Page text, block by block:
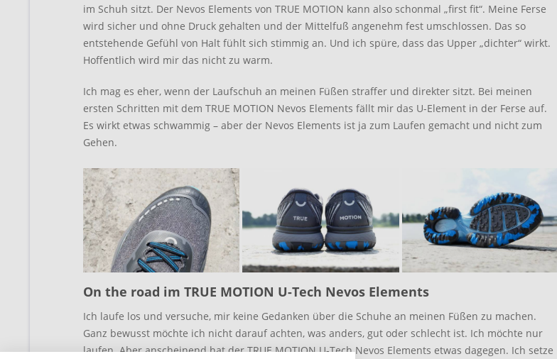
im Schuh sitzt. Der Nevos Elements von TRUE MOTION kann also schonmal „first fit“. Meine Ferse
wird sicher und ohne Druck gehalten und der Mittelfuß angenehm fest umschlossen. Das so
entstehende Gefühl von Halt fühlt sich stimmig an. Und ich spüre, dass das Upper „dichter“ wirkt.
Hoffentlich wird mir das nicht zu warm.
Ich mag es eher, wenn der Laufschuh an meinen Füßen straffer und direkter sitzt. Bei meinen
ersten Schritten mit dem TRUE MOTION Nevos Elements fällt mir das U-Element in der Ferse auf.
Es wirkt etwas schwammig – aber der Nevos Elements ist ja zum Laufen gemacht und nicht zum
Gehen.
On the road im TRUE MOTION U-Tech Nevos Elements
Ich laufe los und versuche, mir keine Gedanken über die Schuhe an meinen Füßen zu machen.
Ganz bewusst möchte ich nicht darauf achten, was anders, gut oder schlecht ist. Ich möchte nur
laufen. Aber anscheinend hat der TRUE MOTION U-Tech Nevos Elements etwas dagegen. Ich setze